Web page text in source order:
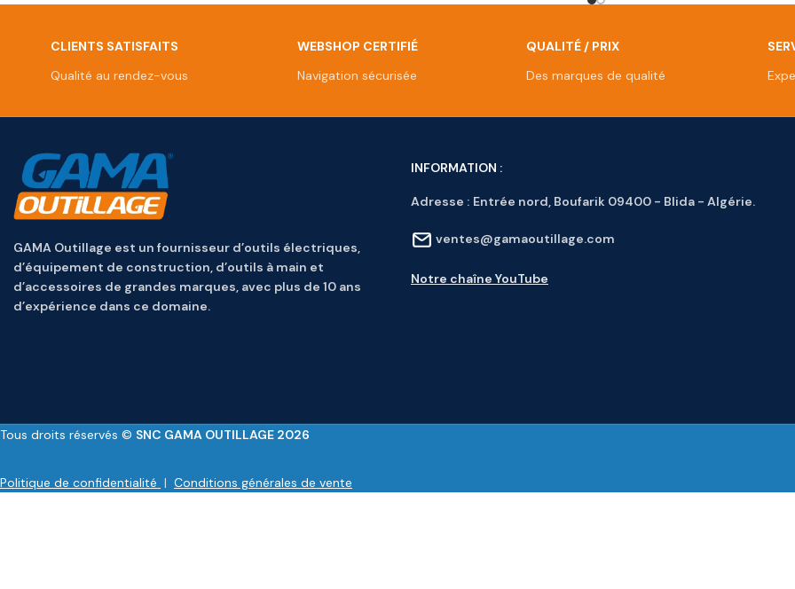
CLIENTS SATISFAITS
Qualité au rendez-vous
WEBSHOP CERTIFIÉ
Navigation sécurisée
QUALITÉ / PRIX
Des marques de qualité
GAMA Outillage est un fournisseur d’outils électriques,
d’équipement de construction, d’outils à main et
d’accessoires de grandes marques, avec plus de 10 ans
d’expérience dans ce domaine.
INFORMATION :
Adresse : Entrée nord, Boufarik 09400 - Blida - Algérie.
ventes@gamaoutillage.com
Notre chaîne YouTube
Tous droits réservés © SNC GAMA OUTILLAGE 2026
Politique de confidentialité | Conditions générales de vente